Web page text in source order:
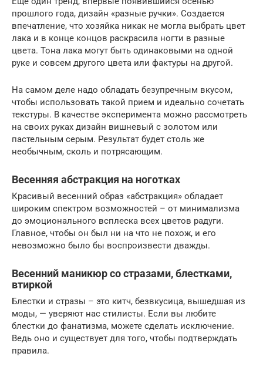
прошлого года, дизайн «разные ручки». Создается
впечатление, что хозяйка никак не могла выбрать цвет
лака и в конце концов раскрасила ногти в разные
цвета. Тона лака могут быть одинаковыми на одной
руке и совсем другого цвета или фактуры на другой.
На самом деле надо обладать безупречным вкусом,
чтобы использовать такой прием и идеально сочетать
текстуры. В качестве эксперимента можно рассмотреть
на своих руках дизайн вишневый с золотом или
пастельным серым. Результат будет столь же
необычным, сколь и потрясающим.
Весенняя абстракция на ноготках
Красивый весенний образ «абстракция» обладает
широким спектром возможностей – от минимализма
до эмоционального всплеска всех цветов радуги.
Главное, чтобы он был ни на что не похож, и его
невозможно было бы воспроизвести дважды.
Весенний маникюр со стразами, блестками,
втиркой
Блестки и стразы – это китч, безвкусица, вышедшая из
моды, — уверяют нас стилисты. Если вы любите
блестки до фанатизма, можете сделать исключение.
Ведь оно и существует для того, чтобы подтверждать
правила.